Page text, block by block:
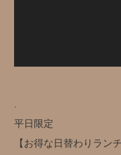
平日限定️
【お得な日替わりラン